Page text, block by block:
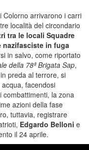
Colorno arrivarono i carri
località del circondario
tra le locali Squadre
nazifasciste in fuga
in salvo, come riportato
della 78ª Brigata Sap,
preda al terrore, si
facendosi
combattimenti, la zona
azioni della fase
tuttavia, registrare
Edgardo Belloni e
il 24 aprile.